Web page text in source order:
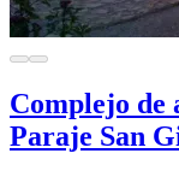
Complejo de
Paraje San